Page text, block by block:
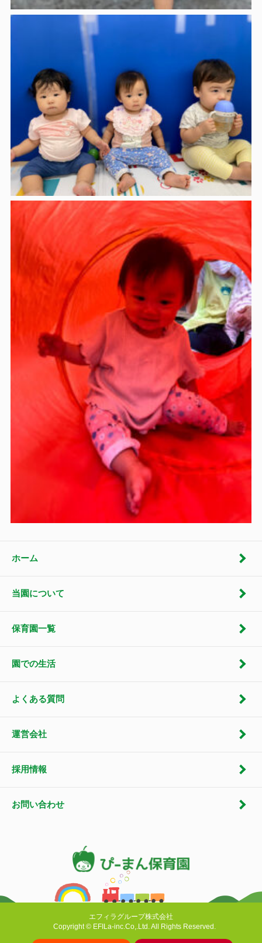
ホーム
当園について
保育園一覧
園での生活
よくある質問
運営会社
採用情報
お問い合わせ
エフィラグループ株式会社
Copyright © EFILa-inc.Co,.Ltd. All Rights Reserved.